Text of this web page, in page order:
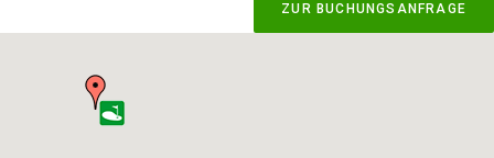
ZUR BUCHUNGSANFRAGE